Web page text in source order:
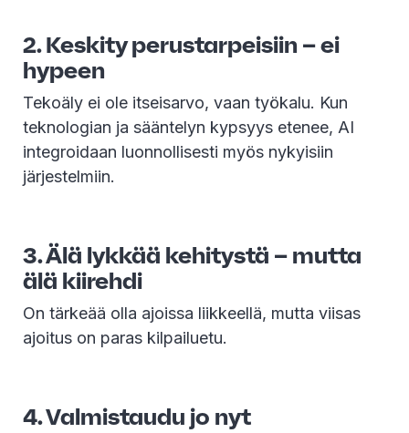
2. Keskity perustarpeisiin – ei
hypeen
Tekoäly ei ole itseisarvo, vaan työkalu. Kun
teknologian ja sääntelyn kypsyys etenee, AI
integroidaan luonnollisesti myös nykyisiin
järjestelmiin.
3. Älä lykkää kehitystä – mutta
älä kiirehdi
On tärkeää olla ajoissa liikkeellä, mutta viisas
ajoitus on paras kilpailuetu.
4. Valmistaudu jo nyt